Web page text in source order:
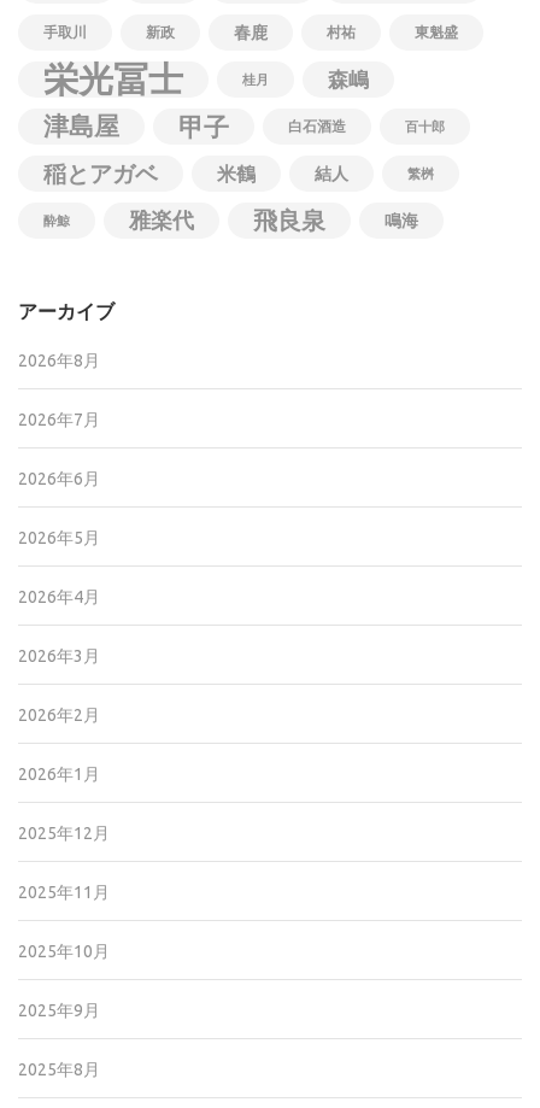
手取川 新政 春鹿 村祐 東魁盛
栄光冨士 桂月 森嶋
津島屋 甲子 白石酒造 百十郎
稲とアガベ 米鶴 結人 繁桝
酔鯨 雅楽代 飛良泉 鳴海
アーカイブ
2026年8月
2026年7月
2026年6月
2026年5月
2026年4月
2026年3月
2026年2月
2026年1月
2025年12月
2025年11月
2025年10月
2025年9月
2025年8月